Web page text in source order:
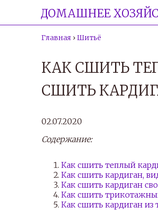
ДОМАШНЕЕ
Главная › Шитьё
КАК СШИТЬ
СШИТЬ
02.07.2020
Содержание:
Как сшить теплый
Как сшить кардиган,
Как сшить кардиган
Как сшить
Как сшить кардиган